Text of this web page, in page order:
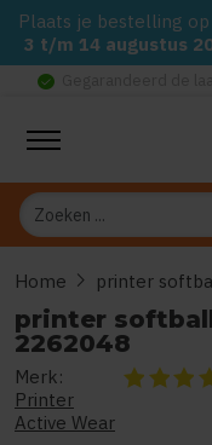
Plaats je bestelling
3 t/m 14 augustus
check_circle
Zoeken
Home chevron_right printer
printer
2262048
Merk:
Printer
Active Wear
De